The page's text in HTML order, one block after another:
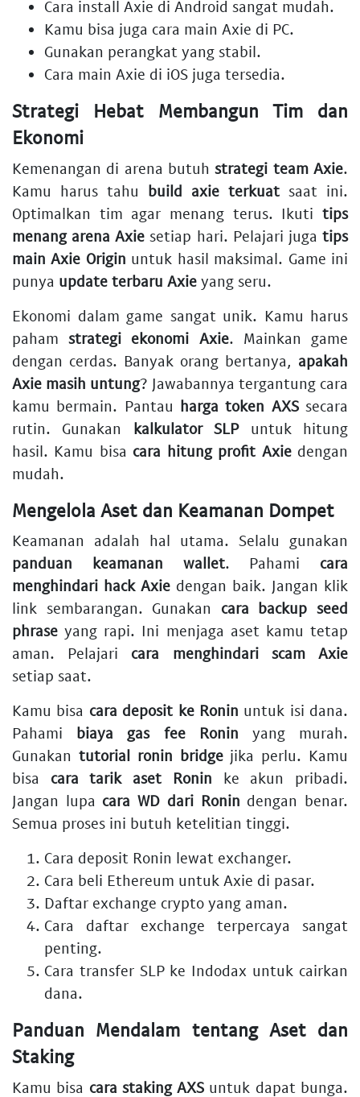
Cara install Axie di Android sangat mudah.
Kamu bisa juga cara main Axie di PC.
Gunakan perangkat yang stabil.
Cara main Axie di iOS juga tersedia.
Strategi Hebat Membangun Tim dan
Ekonomi
Kemenangan di arena butuhstrategi team Axie.
Kamu harus tahu build axie terkuat saat ini.
Optimalkan tim agar menang terus. Ikuti tips
menang arena Axie setiap hari. Pelajari jugatips
main Axie Origin untuk hasil maksimal. Game ini
punya update terbaru Axie yang seru.
Ekonomi dalam game sangat unik. Kamu harus
pahamstrategi ekonomi Axie. Mainkan game
dengan cerdas. Banyak orang bertanya, apakah
Axie masih untung? Jawabannya tergantung cara
kamu bermain. Pantau harga token AXSsecara
rutin. Gunakan kalkulator SLPuntuk hitung
hasil. Kamu bisa cara hitung profit Axiedengan
mudah.
Mengelola Aset dan Keamanan Dompet
Keamanan adalah hal utama. Selalu gunakan
panduan keamanan wallet. Pahami cara
menghindari hack Axie dengan baik. Jangan klik
link sembarangan. Gunakan cara backup seed
phrase yang rapi. Ini menjaga aset kamu tetap
aman. Pelajari cara menghindari scam Axie
setiap saat.
Kamu bisa cara deposit ke Ronin untuk isi dana.
Pahami biaya gas fee Ronin yang murah.
Gunakan tutorial ronin bridgejika perlu. Kamu
bisa cara tarik aset Ronin ke akun pribadi.
Jangan lupa cara WD dari Ronin dengan benar.
Semua proses ini butuh ketelitian tinggi.
Cara deposit Ronin lewat exchanger.
Cara beli Ethereum untuk Axie di pasar.
Daftar exchange crypto yang aman.
Cara daftar exchange terpercaya sangat
penting.
Cara transfer SLP ke Indodax untuk cairkan
dana.
Panduan Mendalam tentang Aset dan
Staking
Kamu bisa cara staking AXS untuk dapat bunga.